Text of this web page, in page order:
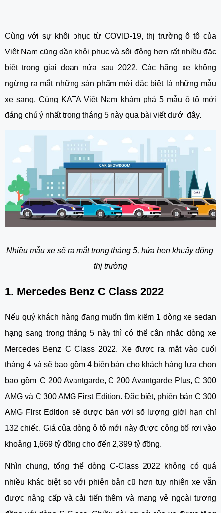
Cùng với sự khôi phục từ COVID-19, thị trường ô tô của
Việt Nam cũng dần khôi phục và sôi động hơn rất nhiều đặc
biệt trong giai đoạn nửa sau 2022. Các hãng xe không
ngừng ra mắt những sản phẩm mới đặc biệt là những mẫu
xe sang. Cùng KATA Việt Nam khám phá 5 mẫu ô tô mới
đáng chú ý nhất trong tháng 5 này qua bài viết dưới đây.
Nhiều mẫu xe sẽ ra mắt trong tháng 5, hứa hẹn khuấy động
thị trường
1. Mercedes Benz C Class 2022
Nếu quý khách hàng đang muốn tìm kiếm 1 dòng xe sedan
hạng sang trong tháng 5 này thì có thể cân nhắc dòng xe
Mercedes Benz C Class 2022. Xe được ra mắt vào cuối
tháng 4 và sẽ bao gồm 4 biên bản cho khách hàng lựa chọn
bao gồm: C 200 Avantgarde, C 200 Avantgarde Plus, C 300
AMG và C 300 AMG First Edition. Đặc biệt, phiên bản C 300
AMG First Edition sẽ được bán với số lượng giới hạn chỉ
132 chiếc. Giá của dòng ô tô mới này được công bố rơi vào
khoảng 1,669 tỷ đồng cho đến 2,399 tỷ đồng.
Nhìn chung, tổng thể dòng C-Class 2022 không có quá
nhiều khác biệt so với phiên bản cũ hơn tuy nhiên xe vẫn
được nâng cấp và cải tiến thêm và mang vẻ ngoài tương